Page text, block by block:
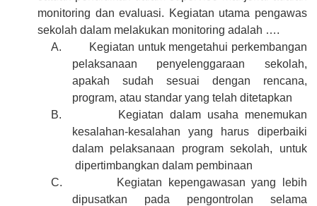
monitoring dan evaluasi. Kegiatan utama pengawas
sekolah dalam melakukan monitoring adalah ….
A.
Kegiatan untuk mengetahui perkembangan
pelaksanaan penyelenggaraan sekolah,
apakah sudah sesuai dengan rencana,
program, atau standar yang telah ditetapkan
B.
Kegiatan dalam usaha menemukan
kesalahan-kesalahan yang harus diperbaiki
dalam pelaksanaan program sekolah, untuk
dipertimbangkan dalam pembinaan
C.
Kegiatan kepengawasan yang lebih
dipusatkan pada pengontrolan selama